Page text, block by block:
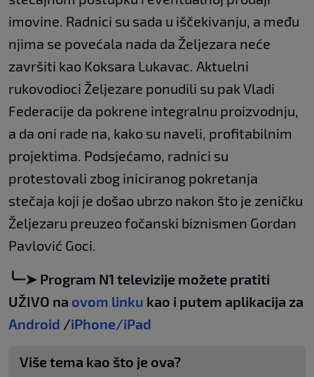
imovine. Radnici su sada u iščekivanju, a među
njima se povećala nada da Željezara neće
završiti kao Koksara Lukavac. Aktuelni
rukovodioci Željezare ponudili su pak Vladi
Federacije da pokrene integralnu proizvodnju,
a da oni rade na, kako su naveli, profitabilnim
projektima. Podsjećamo, radnici su
protestovali zbog iniciranog pokretanja
stečaja koji je došao ubrzo nakon što je zeničku
Željezaru preuzeo fočanski biznismen Gordan
Pavlović Goci.
╰┈➤ Program N1 televizije možete pratiti
UŽIVO na ovom linku kao i putem aplikacija za
Android /iPhone/iPad
Više tema kao što je ova?